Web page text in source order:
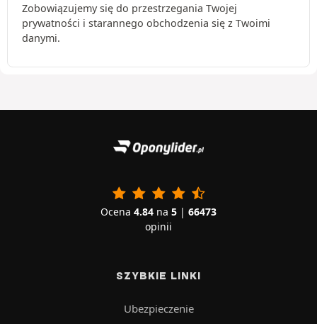
Zobowiązujemy się do przestrzegania Twojej
prywatności i starannego obchodzenia się z Twoimi
danymi.
Ocena 4.84 na 5 | 66473
opinii
SZYBKIE LINKI
Ubezpieczenie